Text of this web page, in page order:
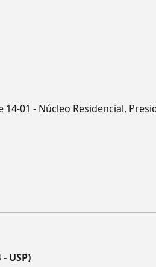
01 - Núcleo Residencial,
USP)